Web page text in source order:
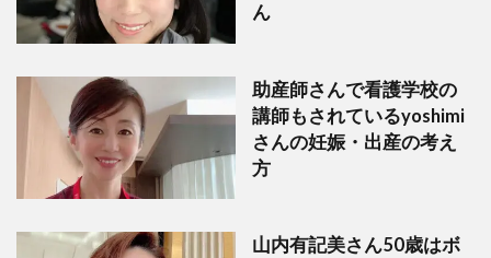
ん
助産師さんで看護学校の
講師もされているyoshimi
さんの妊娠・出産の考え
方
山内有記美さん50歳はボ